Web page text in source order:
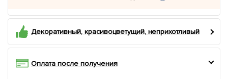
Декоративный, красивоцветущий, неприхотливый
Оплата после получения